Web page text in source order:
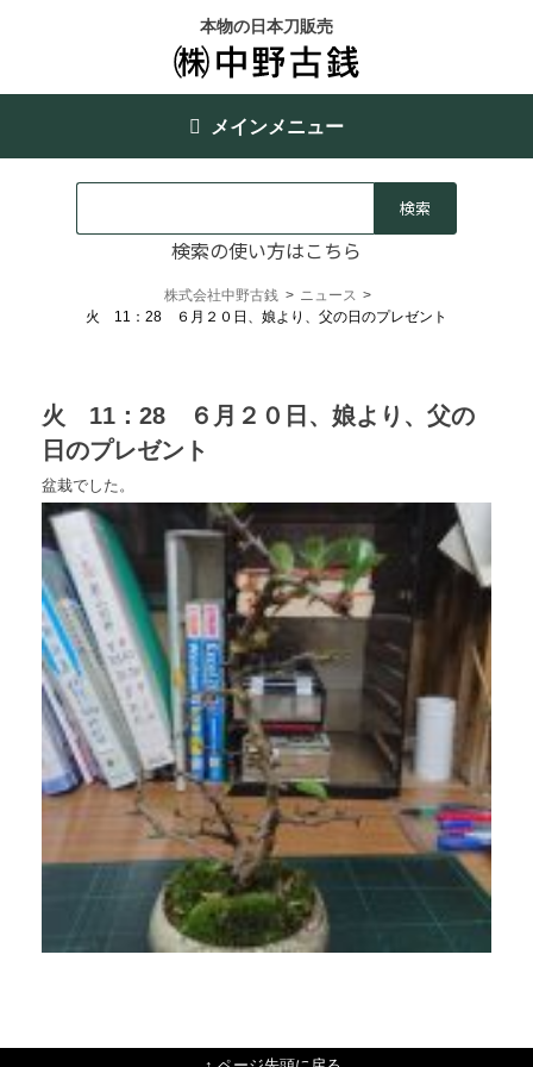
本物の日本刀販売
メインメニュー
検索の使い方はこちら
株式会社中野古銭 > ニュース >
火 11：28 ６月２０日、娘より、父の日のプレゼント
火 11：28 ６月２０日、娘より、父の
日のプレゼント
盆栽でした。